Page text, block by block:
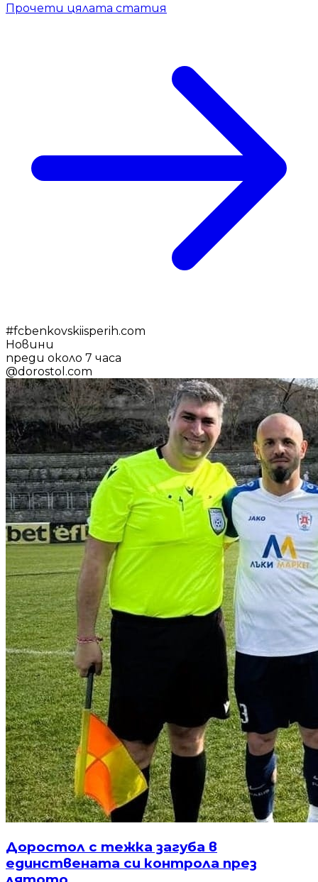
Прочети цялата статия
#fcbenkovskiisperih.com
Новини
преди около 7 часа
@dorostol.com
Доростол с тежка загуба в
единствената си контрола през